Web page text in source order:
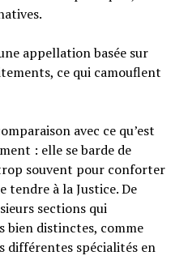
appellation basée sur
ce qui camouflent
avec ce qu’est
: elle se barde de
souvent pour conforter
tendre à la Justice. De
sections qui
bien distinctes, comme
différentes spécialités en